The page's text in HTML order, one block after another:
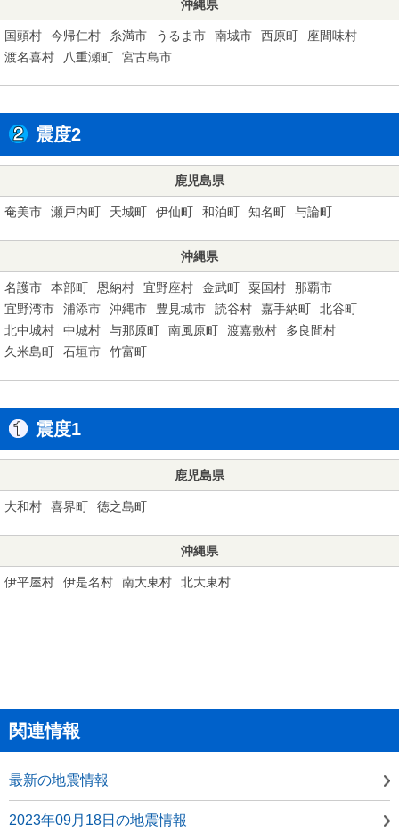
沖縄県
国頭村 今帰仁村 糸満市 うるま市 南城市 西原町
座間味村
渡名喜村
八重瀬町 宮古島市
震度2
鹿児島県
奄美市 瀬戸内町 天城町 伊仙町 和泊町 知名町 与論町
沖縄県
名護市 本部町 恩納村 宜野座村 金武町 粟国村
那覇市
宜野湾市
浦添市 沖縄市 豊見城市 読谷村 嘉手納町
北谷町
北中城村
中城村 与那原町 南風原町 渡嘉敷村
多良間村
久米島町
石垣市 竹富町
震度1
鹿児島県
大和村 喜界町 徳之島町
沖縄県
伊平屋村 伊是名村 南大東村 北大東村
関連情報
最新の地震情報
2023年09月18日の地震情報